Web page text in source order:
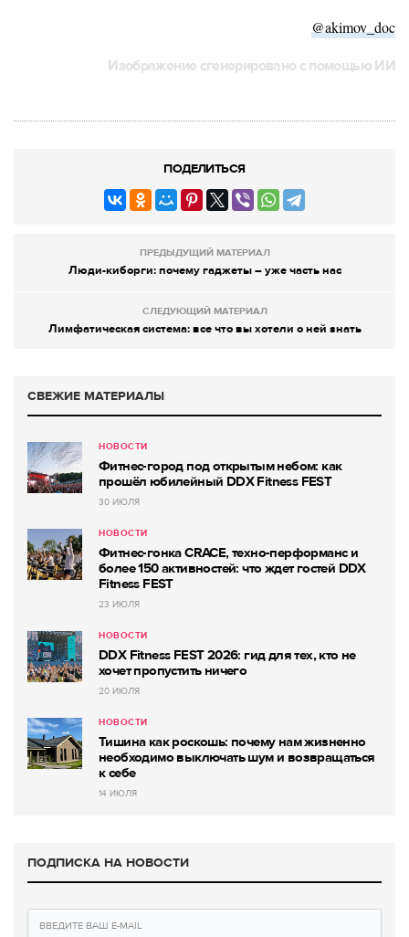
@akimov_doc
Изображение сгенерировано с помощью ИИ
ПОДЕЛИТЬСЯ
ПРЕДЫДУЩИЙ МАТЕРИАЛ
Люди-киборги: почему гаджеты – уже часть нас
СЛЕДУЮЩИЙ МАТЕРИАЛ
Лимфатическая система: все что вы хотели о ней знать
СВЕЖИЕ МАТЕРИАЛЫ
НОВОСТИ
Фитнес-город под открытым небом: как
прошёл юбилейный DDX Fitness FEST
30 ИЮЛЯ
НОВОСТИ
Фитнес-гонка CRACE, техно-перформанс и
более 150 активностей: что ждет гостей DDX
Fitness FEST
23 ИЮЛЯ
НОВОСТИ
DDX Fitness FEST 2026: гид для тех, кто не
хочет пропустить ничего
20 ИЮЛЯ
НОВОСТИ
Тишина как роскошь: почему нам жизненно
необходимо выключать шум и возвращаться
к себе
14 ИЮЛЯ
ПОДПИСКА НА НОВОСТИ